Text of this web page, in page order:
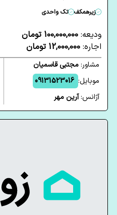
زیرهمکف تک واحدی
ودیعه: 100,000,000 تومان
اجاره: 12,000,000 تومان
مشاور:مجتبی قاسمیان
موبایل: 09131523016
آژانس:آرین مهر